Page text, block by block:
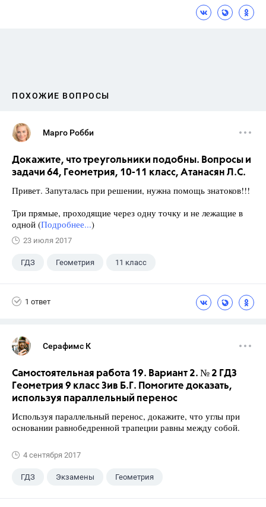
ПОХОЖИЕ ВОПРОСЫ
Марго Робби
Докажите, что треугольники подобны. Вопросы и
задачи 64, Геометрия, 10-11 класс, Атанасян Л.С.
Привет. Запуталась при решении, нужна помощь знатоков!!!
Три прямые, проходящие через одну точку и не лежащие в
одной (Подробнее...)
23 июля 2017
ГДЗ Геометрия 11 класс
1 ответ
Серафимс К
Самостоятельная работа 19. Вариант 2. № 2 ГДЗ
Геометрия 9 класс Зив Б.Г. Помогите доказать,
используя параллельный перенос
Используя параллельный перенос, докажите, что углы при
основании равнобедренной трапеции равны между собой.
4 сентября 2017
ГДЗ Экзамены Геометрия